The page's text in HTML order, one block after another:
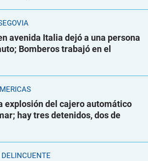
avenida Italia dejó a una persona
Bomberos trabajó en el
explosión del cajero automático
hay tres detenidos, dos de